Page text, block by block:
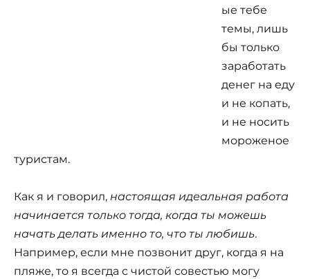
ые тебе
темы, лишь
бы только
заработать
денег на еду
и не копать,
и не носить
мороженое
туристам.
Как я и говорил, настоящая идеальная работа
начинается только тогда, когда ты можешь
начать делать именно то, что ты любишь.
Например, если мне позвонит друг, когда я на
пляже, то я всегда с чистой совестью могу